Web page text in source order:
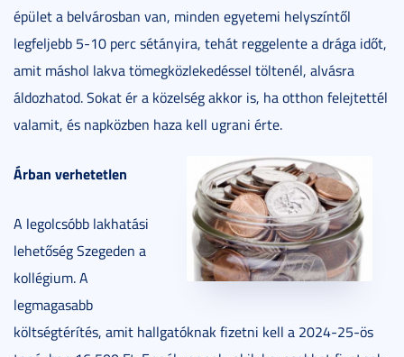
épület a belvárosban van, minden egyetemi helyszíntől
legfeljebb 5-10 perc sétányira, tehát reggelente a drága időt,
amit máshol lakva tömegközlekedéssel töltenél, alvásra
áldozhatod. Sokat ér a közelség akkor is, ha otthon felejtettél
valamit, és napközben haza kell ugrani érte.
Árban verhetetlen
A legolcsóbb lakhatási
lehetőség Szegeden a
kollégium. A
legmagasabb
költségtérítés, amit hallgatóknak fizetni kell a 2024-25-ös